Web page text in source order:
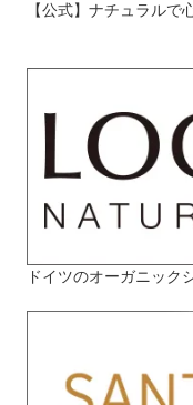
【公式】ナチュラルで
ドイツのオーガニック